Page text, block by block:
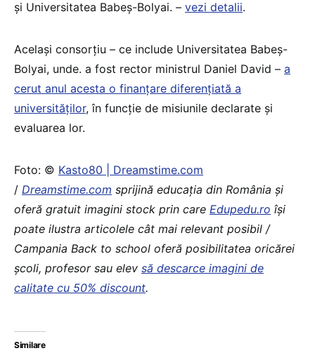
și Universitatea Babeș-Bolyai. – vezi detalii.
Același consorțiu – ce include Universitatea Babeș-
Bolyai, unde. a fost rector ministrul Daniel David – a
cerut anul acesta o finanțare diferențiată a
universităților, în funcție de misiunile declarate și
evaluarea lor.
Foto: © Kasto80 | Dreamstime.com
/ Dreamstime.com sprijină educaţia din România şi
oferă gratuit imagini stock prin care Edupedu.ro îşi
poate ilustra articolele cât mai relevant posibil /
Campania Back to school oferă posibilitatea oricărei
școli, profesor sau elev să descarce imagini de
calitate cu 50% discount.
Similare